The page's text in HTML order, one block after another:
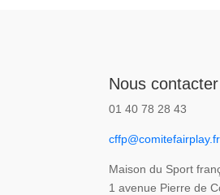
Nous contacter
01 40 78 28 43
cffp@comitefairplay.fr
Maison du Sport
1 avenue Pierre de